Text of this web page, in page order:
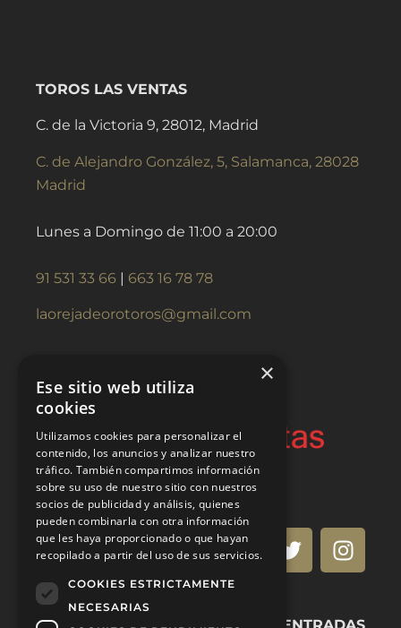
TOROS LAS VENTAS
C. de la Victoria 9, 28012, Madrid
C. de Alejandro González, 5, Salamanca, 28028
Madrid
Lunes a Domingo de 11:00 a 20:00
91 531 33 66 | 663 16 78 78
laorejadeorotoros@gmail.com
×
Ese sitio web utiliza
cookies
Utilizamos cookies para personalizar el
contenido, los anuncios y analizar nuestro
tráfico. También compartimos información
sobre su uso de nuestro sitio con nuestros
socios de publicidad y análisis, quienes
pueden combinarla con otra información
que les haya proporcionado o que hayan
recopilado a partir del uso de sus servicios.
COOKIES ESTRICTAMENTE
NECESARIAS